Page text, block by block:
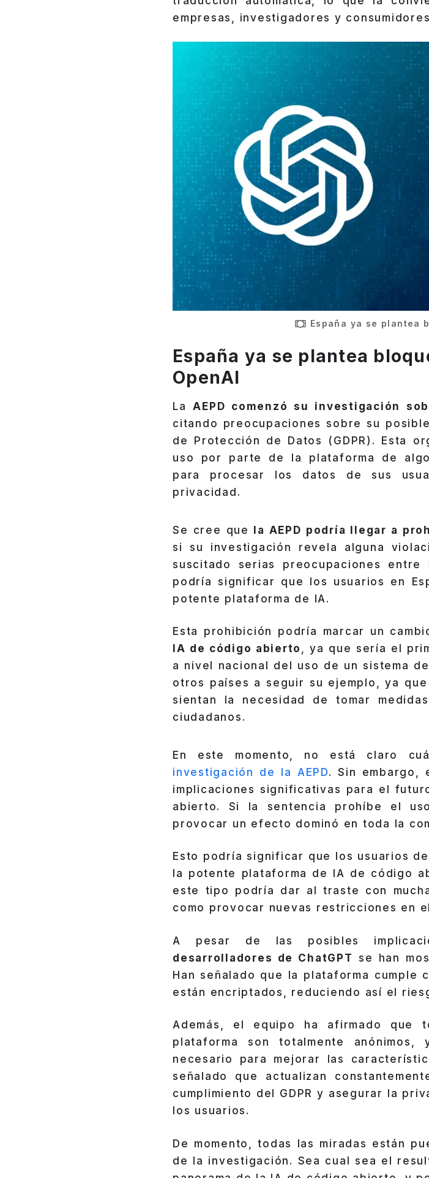
empresas, investigadores y
España ya se plantea
España ya se plantea
OpenAI
LaAEPD comenzó su investigación
citando preocupaciones sobre su
de Protección de Datos (GDPR). Esta
uso por parte de la plataforma de
para procesar los datos de sus
privacidad.
Se cree que la AEPD podría llegar a
si su investigación revela alguna
suscitado serias preocupaciones
podría significar que los usuarios en
potente plataforma de IA.
Esta prohibición podría marcar un
IA de código abierto , ya que sería el
a nivel nacional del uso de un sistema
otros países a seguir su ejemplo, ya
sientan la necesidad de tomar
ciudadanos.
En este momento, no está claro
investigación de la AEPD. Sin embargo,
implicaciones significativas para el
abierto. Si la sentencia prohíbe el
provocar un efecto dominó en toda la
Esto podría significar que los usuarios
la potente plataforma de IA de código
este tipo podría dar al traste con
como provocar nuevas restricciones en
A pesar de las posibles
desarrolladores de ChatGPT se han
Han señalado que la plataforma cumple
están encriptados, reduciendo así el
Además, el equipo ha afirmado que
plataforma son totalmente
necesario para mejorar las
señalado que actualizan
cumplimiento del GDPR y asegurar la
los usuarios.
De momento, todas las miradas están
de la investigación. Sea cual sea el